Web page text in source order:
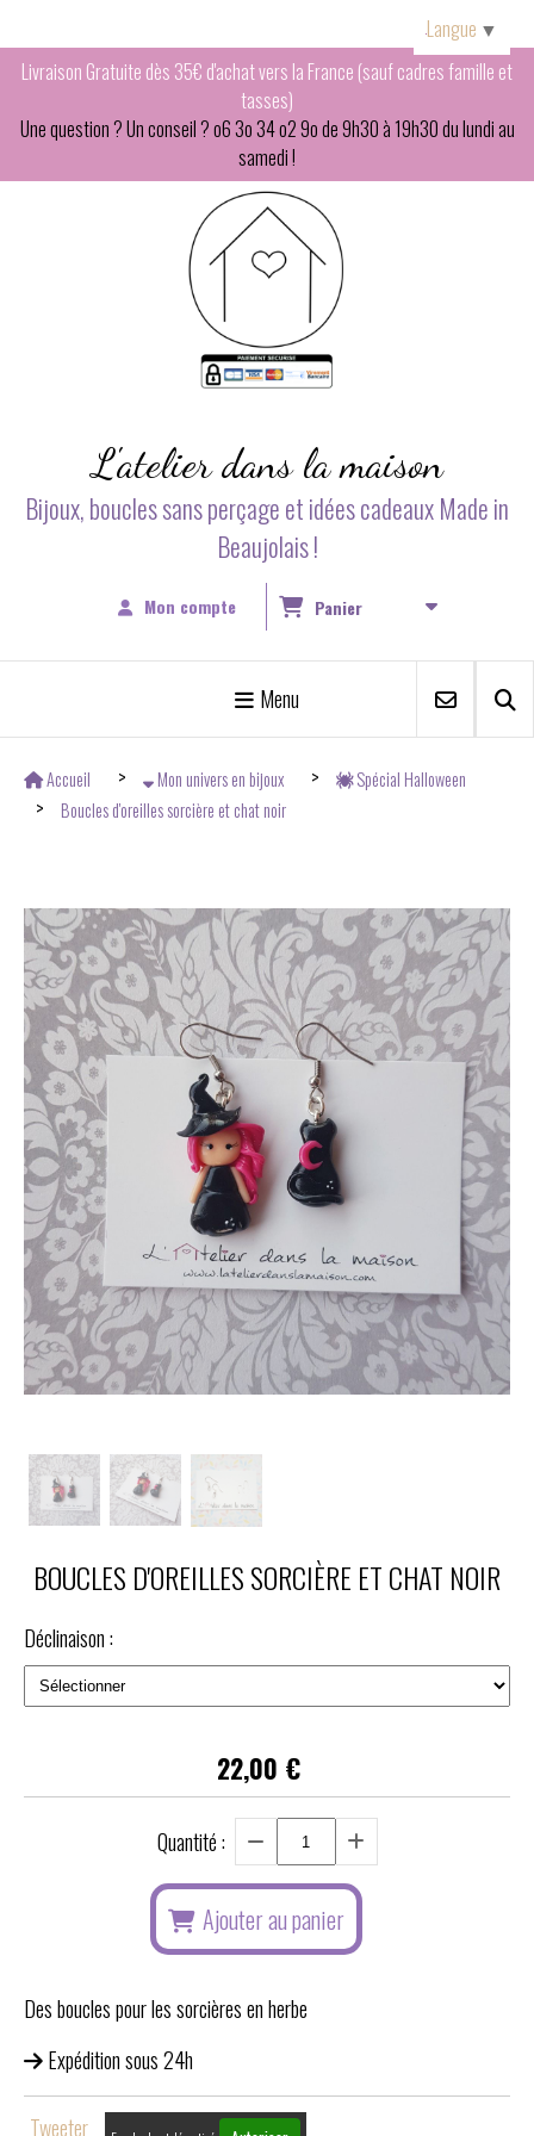
Livraison Gratuite dès 35€ d'achat vers la France (sauf cadres famille et
tasses)
Une question ? Un conseil ? o6 3o 34 o2 9o de 9h30 à 19h30 du lundi au
samedi !
L'atelier dans la maison
Bijoux, boucles sans perçage et idées cadeaux Made in
Beaujolais !
Mon compte Panier
Menu
Accueil Mon univers en bijoux
Spécial Halloween
Boucles d'oreilles sorcière et chat noir
BOUCLES D'OREILLES SORCIÈRE ET CHAT NOIR
Déclinaison :
22,00 €
Quantité :
Ajouter au panier
Des boucles pour les sorcières en herbe
Expédition sous 24h
Tweeter
Langue ▼